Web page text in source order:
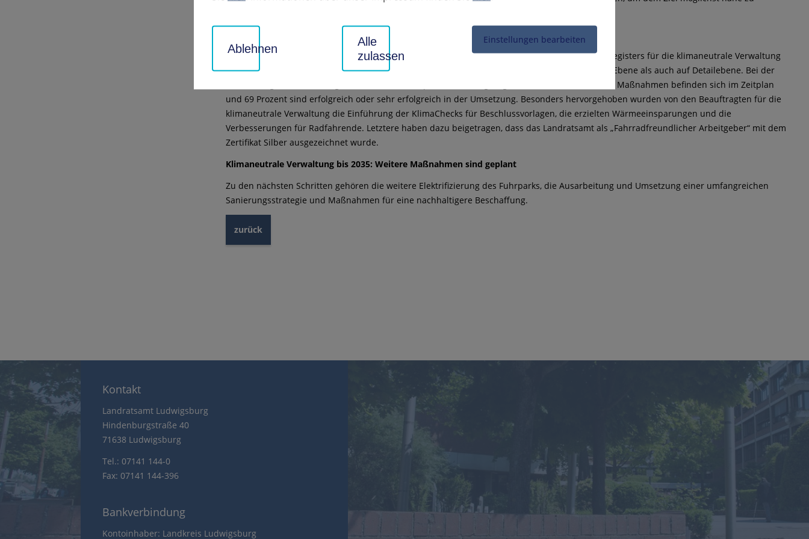
Maßnahmen erfolgreich in der Umsetzung
Mit dem jährlichen Klima- und Energiebericht wurde auch die Aktualisierung des Maßnahmenregisters für die klimaneutrale Verwaltung
beschlossen. Dieses Register legt die Basis für die weitere Umsetzung sowohl auf strategischer Ebene als auch auf Detailebene. Bei der
Auswertung des Umsetzungsstands konnte eine positive Bilanz gezogen werden: 85 Prozent der Maßnahmen befinden sich im Zeitplan
und 69 Prozent sind erfolgreich oder sehr erfolgreich in der Umsetzung. Besonders hervorgehoben wurden von den Beauftragten für die
klimaneutrale Verwaltung die Einführung der KlimaChecks für Beschlussvorlagen, die erzielten Wärmeeinsparungen und die
Verbesserungen für Radfahrende. Letztere haben dazu beigetragen, dass das Landratsamt als „Fahrradfreundlicher Arbeitgeber“ mit dem
Zertifikat Silber ausgezeichnet wurde.
Klimaneutrale Verwaltung bis 2035: Weitere Maßnahmen sind geplant
Zu den nächsten Schritten gehören die weitere Elektrifizierung des Fuhrparks, die Ausarbeitung und Umsetzung einer umfangreichen
Sanierungsstrategie und Maßnahmen für eine nachhaltigere Beschaffung.
zurück
Kontakt
Landratsamt Ludwigsburg
Hindenburgstraße 40
71638 Ludwigsburg
Tel.: 07141 144-0
Fax: 07141 144-396
Bankverbindung
Kontoinhaber: Landkreis Ludwigsburg
Einstellungen bearbeiten
Ablehnen
Alle
zulassen